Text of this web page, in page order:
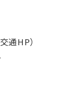
通HP）